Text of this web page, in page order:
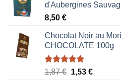
d'Aubergines
8,50 €
Chocolat Noir au
CHOCOLATE 100g
Note5.00
1,87€ Le
1,53 €Le